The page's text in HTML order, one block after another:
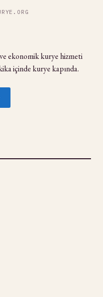
ekonomik kurye hizmeti
içinde kurye kapında.